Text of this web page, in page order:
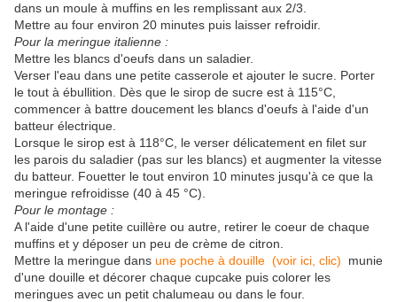
dans un moule à muffins en les remplissant aux 2/3.
Mettre au four environ 20 minutes puis laisser refroidir.
Pour la meringue italienne :
Mettre les blancs d'oeufs dans un saladier.
Verser l'eau dans une petite casserole et ajouter le sucre. Porter
le tout à ébullition. Dès que le sirop de sucre est à 115°C,
commencer à battre doucement les blancs d'oeufs à l'aide d'un
batteur électrique.
Lorsque le sirop est à 118°C, le verser délicatement en filet sur
les parois du saladier (pas sur les blancs) et augmenter la vitesse
du batteur. Fouetter le tout environ 10 minutes jusqu'à ce que la
meringue refroidisse (40 à 45 °C).
Pour le montage :
A l'aide d'une petite cuillère ou autre, retirer le coeur de chaque
muffins et y déposer un peu de crème de citron.
Mettre la meringue dans une poche à douille (voir ici, clic) munie
d'une douille et décorer chaque cupcake puis colorer les
meringues avec un petit chalumeau ou dans le four.